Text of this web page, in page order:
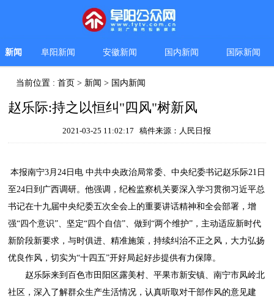
新闻 阜阳新闻 安徽新闻 国内新闻 国际新闻
当前位置 :首页 > 新闻 > 国内新闻
赵乐际:持之以恒纠"四风"树新风
2021-03-25 11:02:17 稿件来源：人民日报
本报南宁3月24日电 中共中央政治局常委、中央纪委书记赵乐际21日
至24日到广西调研。他强调，纪检监察机关要深入学习贯彻习近平总
书记在十九届中央纪委五次全会上的重要讲话精神和全会部署，增
强“四个意识”、坚定“四个自信”、做到“两个维护”，主动适应新时代
新阶段新要求，与时俱进、精准施策，持续纠治不正之风，大力弘扬
优良作风，切实为“十四五”开好局起好步提供有力保障。
赵乐际来到百色市田阳区露美村、平果市新安镇、南宁市凤岭北
社区，深入了解群众生产生活情况，认真听取对干部作风的意见建